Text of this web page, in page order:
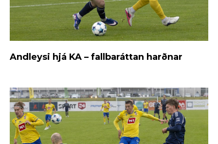
Andleysi hjá KA – fallbaráttan harðnar